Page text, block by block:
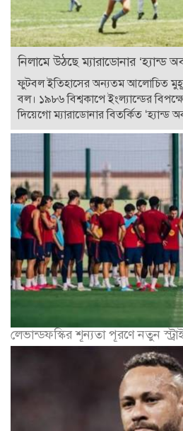
নিলামে উঠছে ম্যারাডোনার
ফুটবল ইতিহাসের অন্যতম আলোচিত
বল। ১৯৮৬ বিশ্বকাপে ইংল্যান্ডের
দিয়েগো ম্যারাডোনার বিতর্কিত
লেভান্ডফস্কির শূন্যতা পূরণে নতুন